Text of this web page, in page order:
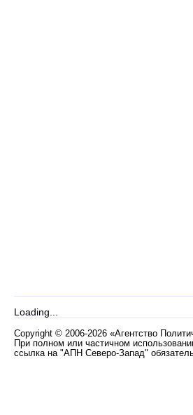
Loading...
Copyright © 2006-2026 «Агентство
При полном или частичном
ссылка на "АПН Северо-Запад"